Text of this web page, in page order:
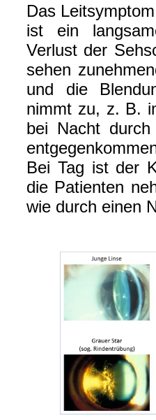
Das
ist ein
Verlust der
sehen
und die
nimmt zu, z. B.
bei Nacht
Bei Tag ist der
die Patienten
wie durch einen